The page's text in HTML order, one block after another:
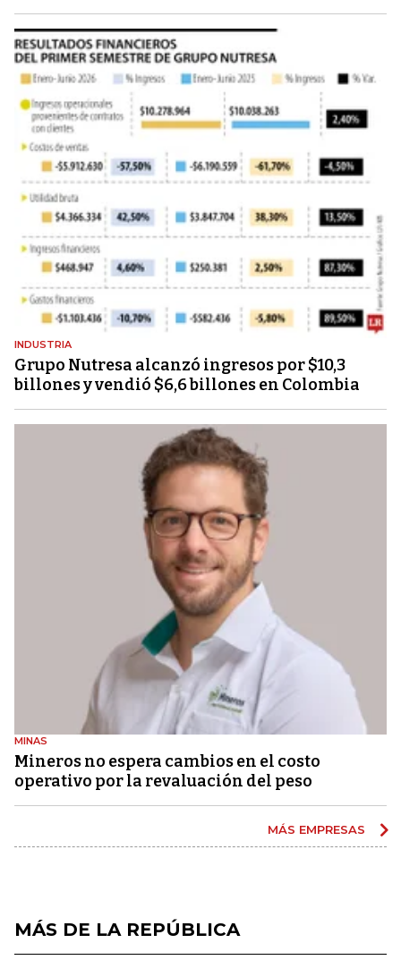
INDUSTRIA
Grupo Nutresa alcanzó ingresos por $10,3
billones y vendió $6,6 billones en Colombia
MINAS
Mineros no espera cambios en el costo
operativo por la revaluación del peso
MÁS EMPRESAS
MÁS DE LA REPÚBLICA